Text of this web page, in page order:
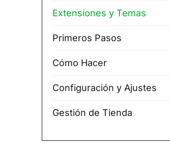
Extensiones y Temas
Primeros Pasos
Cómo Hacer
Configuración y Ajustes
Gestión de Tienda